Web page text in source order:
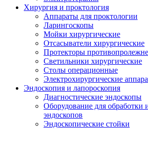
Хирургия и проктология
Аппараты для проктологии
Ларингоскопы
Мойки хирургические
Отсасыватели хирургические
Протекторы
Светильники хирургические
Столы операционные
Электрохирургические
Эндоскопия и лапороскопия
Диагностические эндоскопы
Оборудование для обработки
эндоскопов
Эндоскопические стойки